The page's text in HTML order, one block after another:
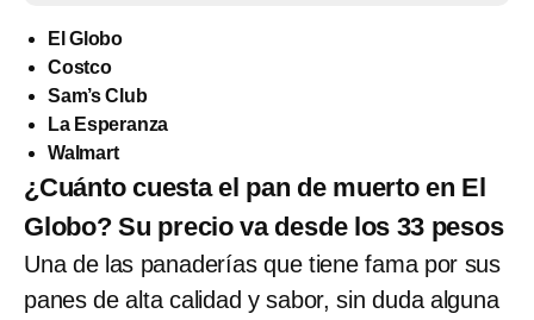
El Globo
Costco
Sam’s Club
La Esperanza
Walmart
¿Cuánto cuesta el pan de muerto en El
Globo? Su precio va desde los 33 pesos
Una de las panaderías que tiene fama por sus
panes de alta calidad y sabor, sin duda alguna